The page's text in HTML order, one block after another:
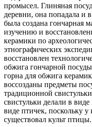
промысел. Глиняная
деревни, она попадала и
была создана гончарная
изучению и
керамики по
этнографических
восстановлен
обжига гончарной
горна для обжига
воссозданы предметы
традиционной
свистульки делали в
виде птичек, поскольку у
существовал культ птицы.